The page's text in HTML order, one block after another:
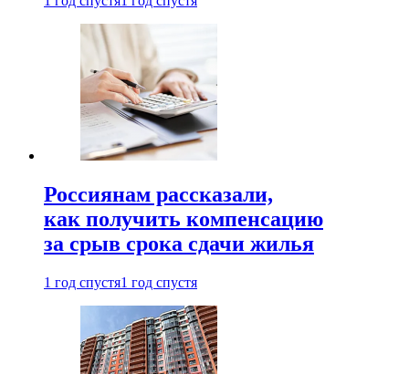
Россиянам рассказали,
как получить компенсацию
за срыв срока сдачи жилья
1 год спустя1 год спустя